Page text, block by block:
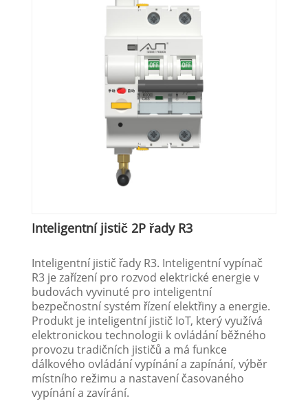
Inteligentní jistič 2P řady R3
Inteligentní jistič řady R3. Inteligentní vypínač
R3 je zařízení pro rozvod elektrické energie v
budovách vyvinuté pro inteligentní
bezpečnostní systém řízení elektřiny a energie.
Produkt je inteligentní jistič IoT, který využívá
elektronickou technologii k ovládání běžného
provozu tradičních jističů a má funkce
dálkového ovládání vypínání a zapínání, výběr
místního režimu a nastavení časovaného
vypínání a zavírání.